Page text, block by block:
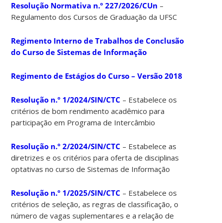
Resolução Normativa n.º 227/2026/CUn –
Regulamento dos Cursos de Graduação da UFSC
Regimento Interno de Trabalhos de Conclusão
do Curso de Sistemas de Informação
Regimento de Estágios do Curso – Versão 2018
Resolução n.º 1/2024/SIN/CTC – Estabelece os
critérios de bom rendimento acadêmico para
participação em Programa de Intercâmbio
Resolução n.º 2/2024/SIN/CTC – Estabelece as
diretrizes e os critérios para oferta de disciplinas
optativas no curso de Sistemas de Informação
Resolução n.º 1/2025/SIN/CTC – Estabelece os
critérios de seleção, as regras de classificação, o
número de vagas suplementares e a relação de